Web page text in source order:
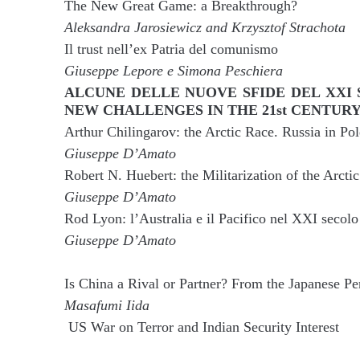
The New Great Game: a Breakthrough?
Aleksandra Jarosiewicz and Krzysztof Strachota
Il trust nell’ex Patria del comunismo
Giuseppe Lepore e Simona Peschiera
ALCUNE DELLE NUOVE SFIDE DEL XXI
NEW CHALLENGES IN THE 21st
Arthur Chilingarov: the Arctic Race. Russia in
Giuseppe D’Amato
Robert N. Huebert: the Militarization of the
Giuseppe D’Amato
Rod Lyon: l’Australia e il Pacifico nel XXI secolo
Giuseppe D’Amato
Is China a Rival or Partner? From the Japanese
Masafumi Iida
US War on Terror and Indian Security Interest